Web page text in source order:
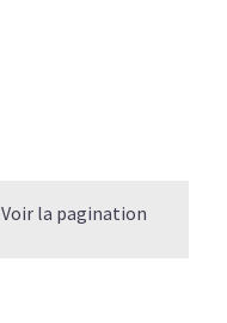
Voir la pagination